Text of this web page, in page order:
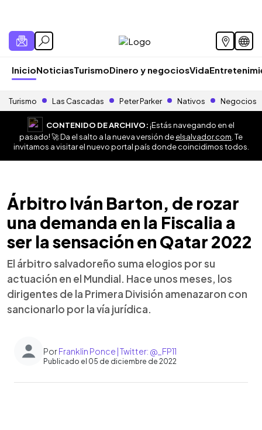
InicioNoticiasTurismoDinero y negociosVida
Turismo Las Cascadas Peter Parker Nativos Negocios
CONTENIDO DE ARCHIVO:¡Estás navegando en el
pasado! 🚀 Da el salto a la nueva versión deelsalvador.com . Te
invitamos a visitar el nuevo portal país donde coincidimos todos.
Árbitro Iván Barton, de rozar
una demanda en la Fiscalia a
ser la sensación en Qatar 2022
El árbitro salvadoreño suma elogios por su
actuación en el Mundial. Hace unos meses, los
dirigentes de la Primera División amenazaron con
sancionarlo por la vía jurídica.
PorFranklin Ponce | Twitter: @_FP11
Publicado el 05 de diciembre de 2022